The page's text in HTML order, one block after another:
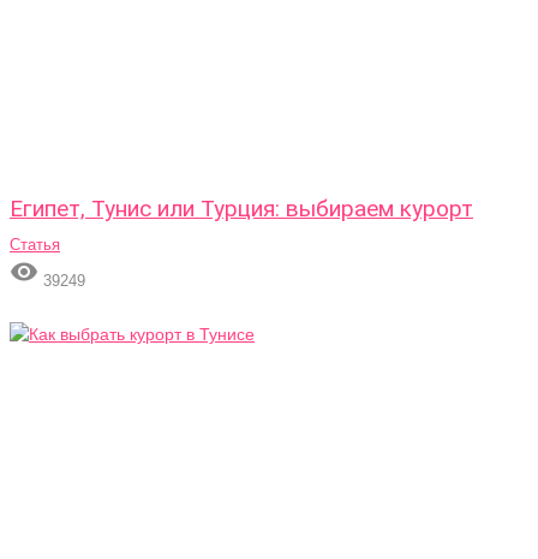
Египет, Тунис или Турция: выбираем курорт
Статья
 39249